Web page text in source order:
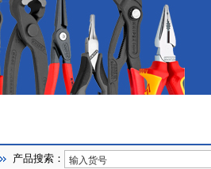
产品搜索：